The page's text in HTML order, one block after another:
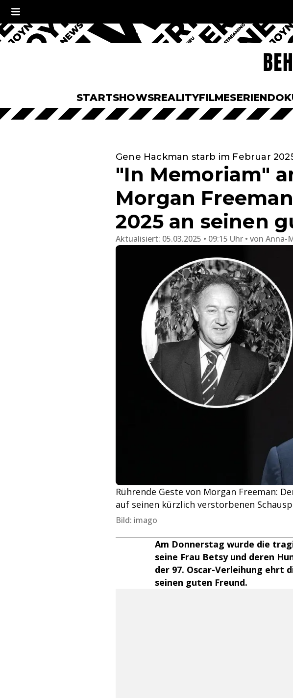
STARTSHOWSREALITYFILMESERIEN
Gene Hackman starb im Februar
"In Memoriam"
Morgan
2025 an seinen
Aktualisiert: 05.03.2025 • 09:15 Uhr von Anna-
Rührende Geste von Morgan Freeman:
auf seinen kürzlich verstorbenen
Bild: imago
Am Donnerstag wurde die
seine Frau Betsy und deren
der 97. Oscar-Verleihung ehrt
seinen guten Freund.